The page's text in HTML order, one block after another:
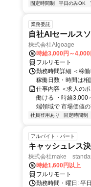
固定時間制 平日のみOK
業務委託
自社AIセールス
株式会社Algoage
時給3,000円～4,000
フルリモート
勤務時間詳細 ＜稼
稼働日数・時間は
仕事内容 ＜求人の
働ける ・時給3,000
端領域で 市場価値
社員登用あり 固定時間制
アルバイト・パート
キャッシュレス
株式会社make
時給1,600円以上
フルリモート
勤務時間・曜日: 平